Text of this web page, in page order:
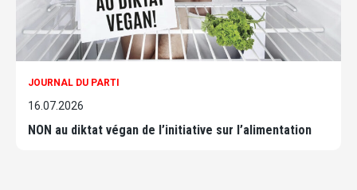
JOURNAL DU PARTI
16.07.2026
NON au diktat végan de l’initiative sur l’alimentation